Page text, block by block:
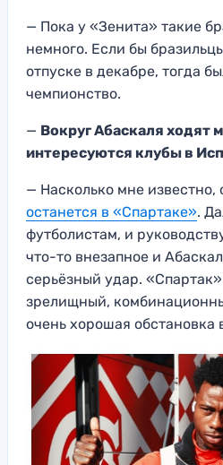
— Пока у «Зенита» такие
немного. Если бы
отпуске в декабре, тогда
чемпионство.
— Вокруг Абаскаля ходят
интересуются клубы в
— Насколько мне известно,
останется в «Спартаке».
футболистам, и
что-то внезапное и
серьёзный удар.
зрелищный,
очень хорошая обстановка